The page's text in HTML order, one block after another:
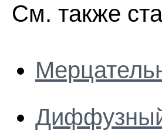
См. также
Диффузный